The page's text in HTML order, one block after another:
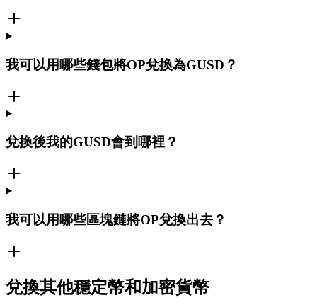
我可以用哪些錢包將OP兌換為GUSD？
兌換後我的GUSD會到哪裡？
我可以用哪些區塊鏈將OP兌換出去？
兌換其他穩定幣和加密貨幣